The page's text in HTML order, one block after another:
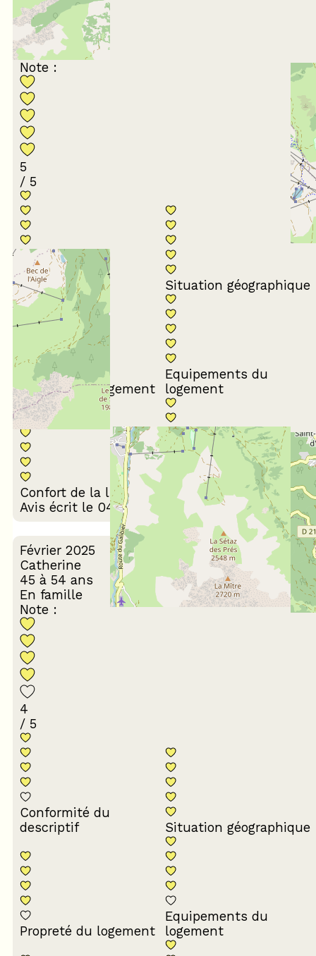
Février 2026
Mickaël
35 à 44 ans
Entre amis
Note :
5
/ 5
Conformité du
descriptif
Situation géographique
Propreté du logement
Equipements du
logement
Confort de la literie
Décoration du
logement
Avis écrit le 04/03/2026
Février 2025
Catherine
45 à 54 ans
En famille
Note :
4
/ 5
Conformité du
descriptif
Situation géographique
Propreté du logement
Equipements du
logement